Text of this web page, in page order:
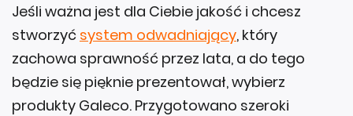
Jeśli ważna jest dla Ciebie jakość i chcesz
stworzyć system odwadniający, który
zachowa sprawność przez lata, a do tego
będzie się pięknie prezentował, wybierz
produkty Galeco. Przygotowano szeroki